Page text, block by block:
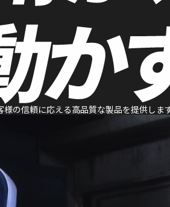
の信頼に応える高品質な製品を提供します